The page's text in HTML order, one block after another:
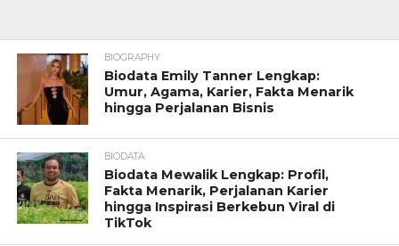
BIOGRAPHY
Biodata Emily Tanner Lengkap:
Umur, Agama, Karier, Fakta Menarik
hingga Perjalanan Bisnis
BIODATA
Biodata Mewalik Lengkap: Profil,
Fakta Menarik, Perjalanan Karier
hingga Inspirasi Berkebun Viral di
TikTok